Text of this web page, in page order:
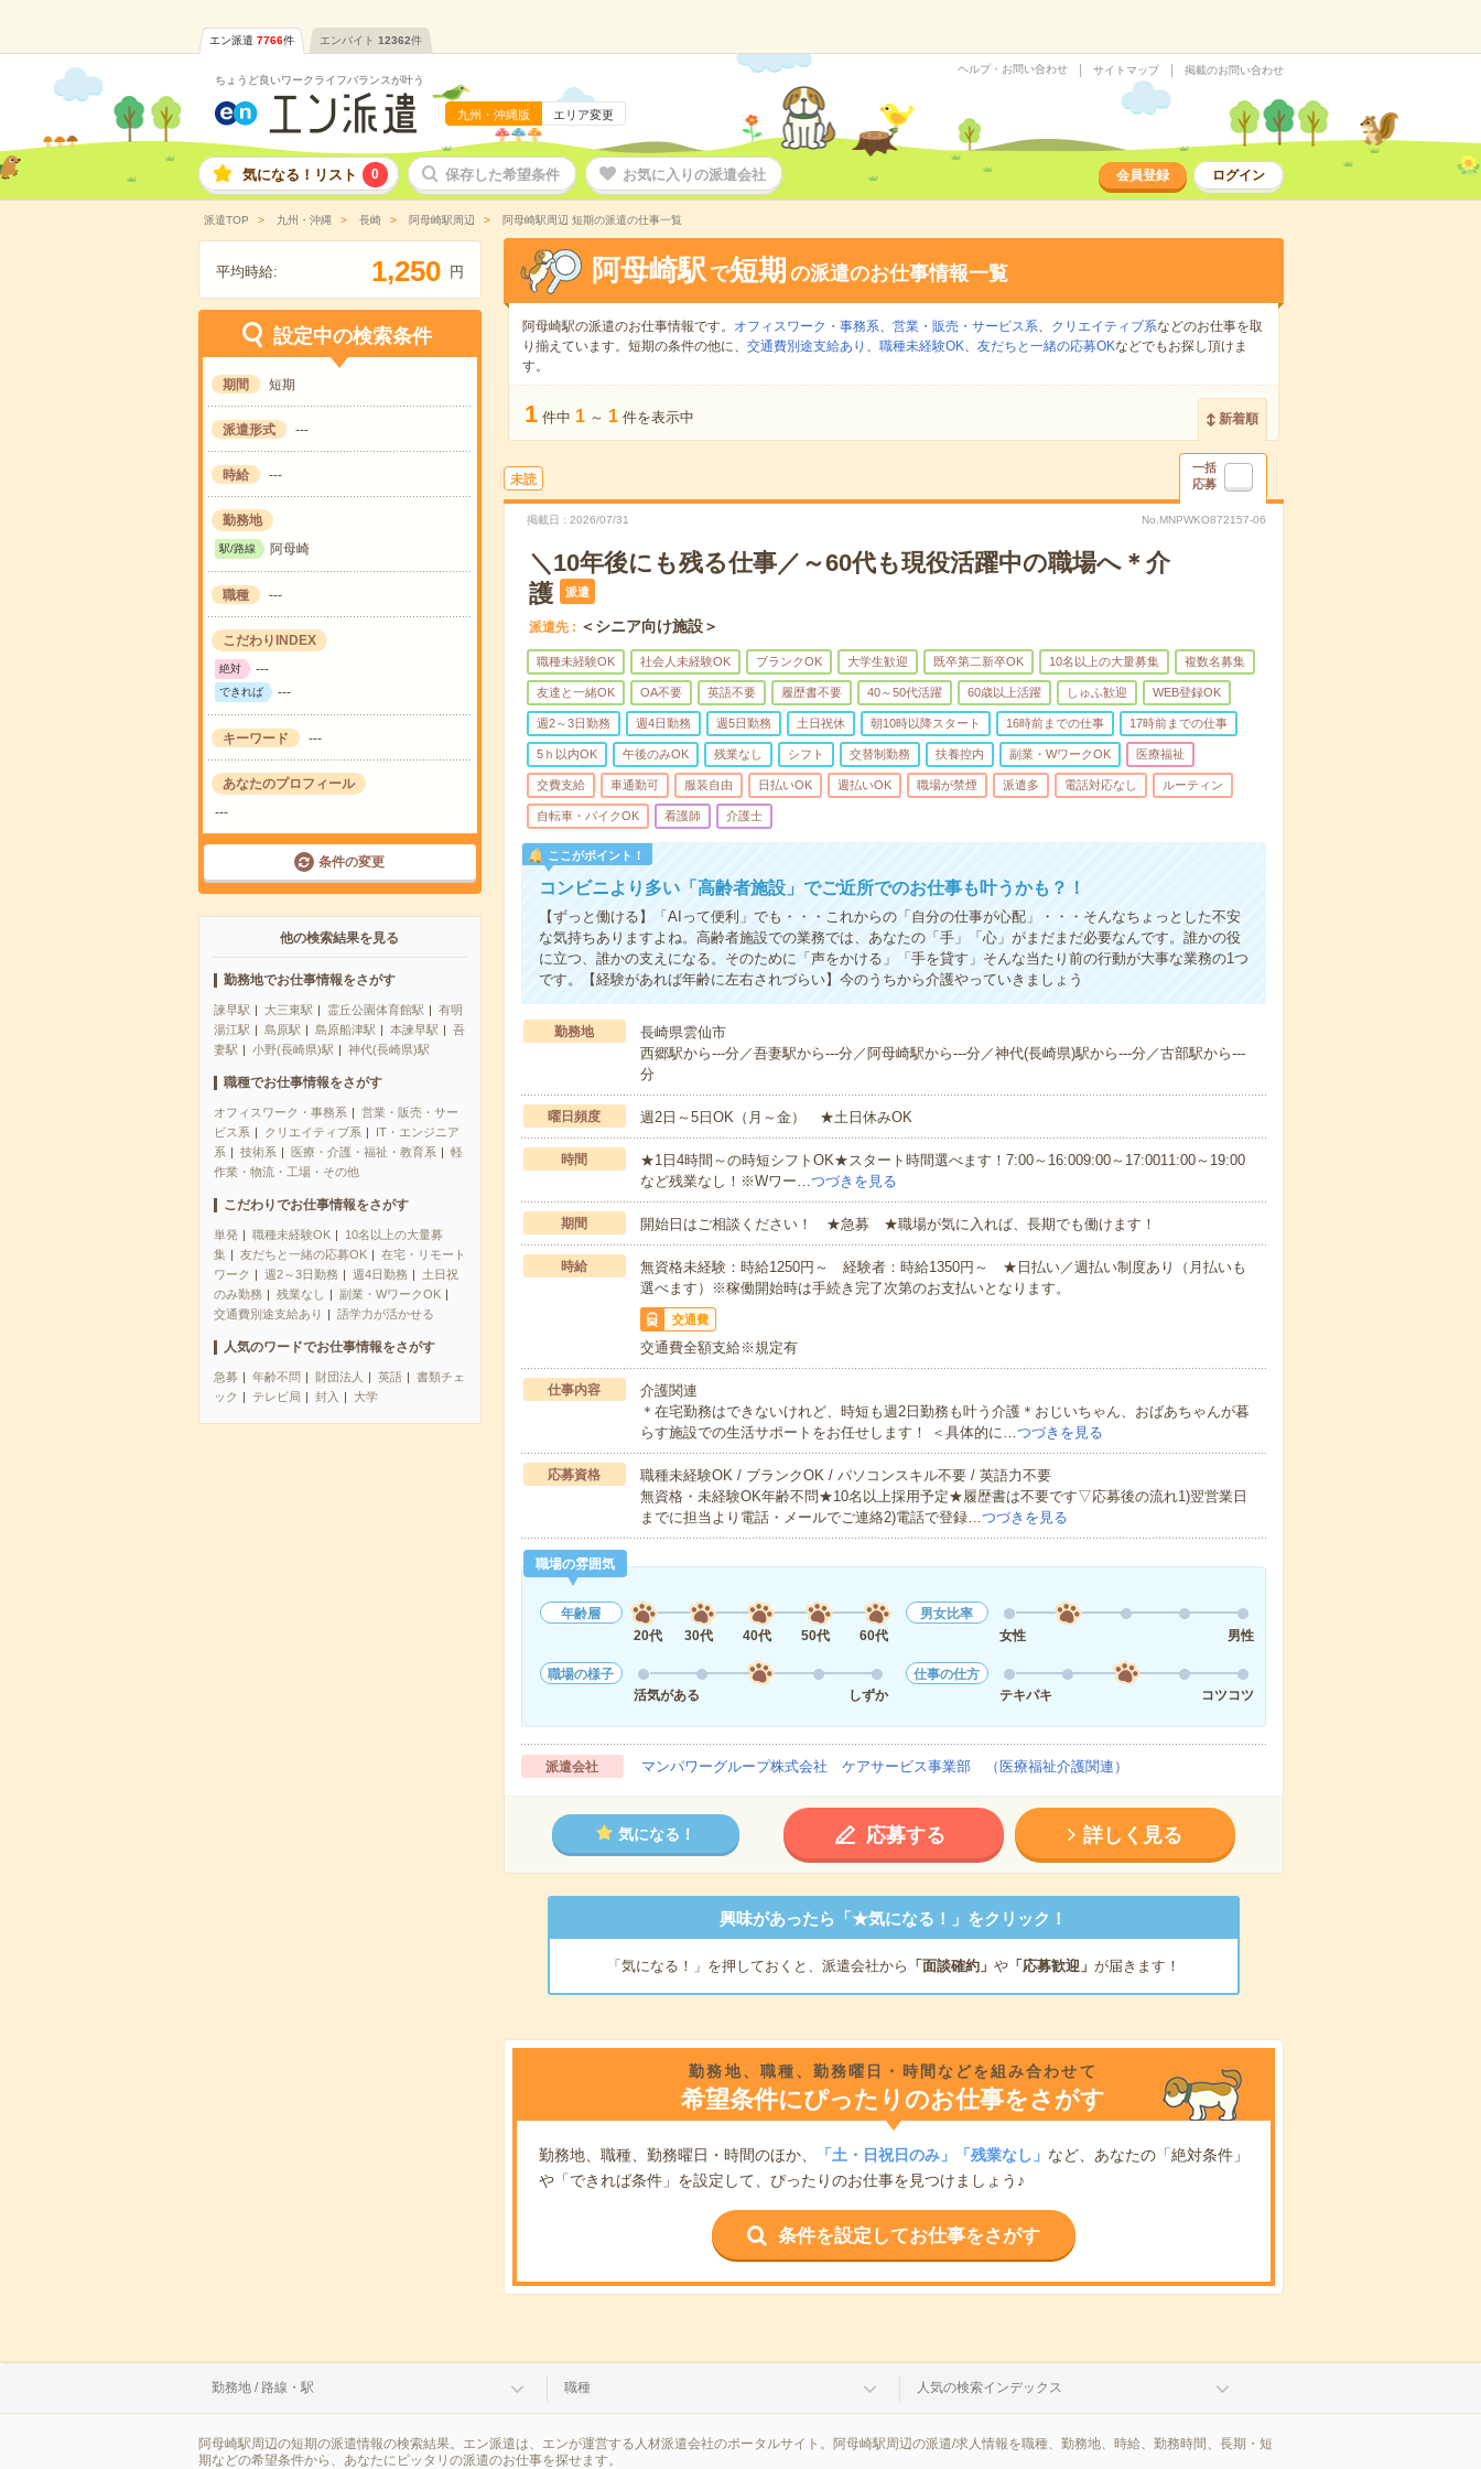
エン派遣 7766件 エンバイト 12362件
ちょうど良いワークライフバランスが叶う
九州・沖縄版 エリア変更
ヘルプ・お問い合わせ サイトマップ 掲載のお問い合わせ
気になる！リスト 0 保存した希望条件 お気に入りの派遣会社 会員登録 ログイン
派遣TOP 九州・沖縄 長崎 阿母崎駅周辺 阿母崎駅周辺 短期の派遣の仕事一覧
平均時給: 1,250 円
設定中の検索条件
期間 短期
派遣形式 ---
時給 ---
勤務地
駅/路線 阿母崎
職種 ---
こだわりINDEX
絶対 ---
できれば ---
キーワード ---
あなたのプロフィール
---
条件の変更
他の検索結果を見る
勤務地でお仕事情報をさがす
諫早駅 大三東駅 霊丘公園体育館駅
有明
湯江駅
島原駅 島原船津駅 本諫早駅
吾
妻駅
小野(長崎県)駅 神代(長崎県)駅
職種でお仕事情報をさがす
オフィスワーク・事務系
営業・販売・サー
ビス系
クリエイティブ系
IT・エンジニア
系
技術系 医療・介護・福祉・教育系
軽
作業・物流・工場・その他
こだわりでお仕事情報をさがす
単発 職種未経験OK
10名以上の大量募
集
友だちと一緒の応募OK
在宅・リモート
ワーク
週2～3日勤務 週4日勤務
土日祝
のみ勤務
残業なし
副業・WワークOK
交通費別途支給あり
語学力が活かせる
人気のワードでお仕事情報をさがす
急募 年齢不問 財団法人 英語
書類チェ
ック
テレビ局 封入 大学
阿母崎駅 で短期 の派遣のお仕事情報一覧
阿母崎駅の派遣のお仕事情報です。 オフィスワーク・事務系、 営業・販売・サービス系、 クリエイティブ系などのお仕事を取
り揃えています。短期の条件の他に、 交通費別途支給あり 、 職種未経験OK、 友だちと一緒の応募OKなどでもお探し頂けま
す。
1 件中 1 ～ 1 件を表示中 新着順
未読
一括
応募
掲載日 2026/07/31 No.MNPWKO872157-06
＼10年後にも残る仕事／～60代も現役活躍中の職場へ＊介
護
派遣
派遣先 ＜シニア向け施設＞
職種未経験OK 社会人未経験OK ブランクOK 大学生歓迎 既卒第二新卒OK 10名以上の大量募集 複数名募集
友達と一緒OK OA不要 英語不要 履歴書不要 40～50代活躍 60歳以上活躍 しゅふ歓迎 WEB登録OK
週2～3日勤務 週4日勤務 週5日勤務 土日祝休 朝10時以降スタート 16時前までの仕事 17時前までの仕事
5ｈ以内OK 午後のみOK 残業なし シフト 交替制勤務 扶養控内 副業・WワークOK 医療福祉
交費支給 車通勤可 服装自由 日払いOK 週払いOK 職場が禁煙 派遣多 電話対応なし ルーティン
自転車・バイクOK 看護師 介護士
ここがポイント！
コンビニより多い「高齢者施設」でご近所でのお仕事も叶うかも？！
【ずっと働ける】「AIって便利」でも・・・これからの「自分の仕事が心配」・・・そんなちょっとした不安
な気持ちありますよね。高齢者施設での業務では、あなたの「手」「心」がまだまだ必要なんです。誰かの役
に立つ、誰かの支えになる。そのために「声をかける」「手を貸す」そんな当たり前の行動が大事な業務の1つ
です。【経験があれば年齢に左右されづらい】今のうちから介護やっていきましょう
勤務地
長崎県雲仙市
西郷駅から---分／吾妻駅から---分／阿母崎駅から---分／神代(長崎県)駅から---分／古部駅から---
分
曜日頻度 週2日～5日OK（月～金） ★土日休みOK
時間
★1日4時間～の時短シフトOK★スタート時間選べます！7:00～16:009:00～17:0011:00～19:00
など残業なし！※Wワー…つづきを見る
期間 開始日はご相談ください！ ★急募 ★職場が気に入れば、長期でも働けます！
時給
無資格未経験：時給1250円～ 経験者：時給1350円～ ★日払い／週払い制度あり（月払いも
選べます）※稼働開始時は手続き完了次第のお支払いとなります。
交通費
交通費全額支給※規定有
仕事内容
介護関連
＊在宅勤務はできないけれど、時短も週2日勤務も叶う介護＊おじいちゃん、おばあちゃんが暮
らす施設での生活サポートをお任せします！ ＜具体的に…つづきを見る
応募資格
職種未経験OK / ブランクOK / パソコンスキル不要 / 英語力不要
無資格・未経験OK年齢不問★10名以上採用予定★履歴書は不要です▽応募後の流れ1)翌営業日
までに担当より電話・メールでご連絡2)電話で登録…つづきを見る
職場の雰囲気
年齢層
20代
30代 40代 50代 60代
男女比率
女性
男性
職場の様子
活気がある
しずか
仕事の仕方
テキパキ
コツコツ
派遣会社 マンパワーグループ株式会社 ケアサービス事業部 （医療福祉介護関連）
気になる！ 応募する 詳しく見る
興味があったら「★気になる！」をクリック！
「気になる！」を押しておくと、派遣会社から 「面談確約」 や「応募歓迎」 が届きます！
勤務地、職種、勤務曜日・時間などを組み合わせて
希望条件にぴったりのお仕事をさがす
勤務地、職種、勤務曜日・時間のほか、 「土・日祝日のみ」「残業なし」 など、あなたの「絶対条件」
や「できれば条件」を設定して、ぴったりのお仕事を見つけましょう♪
条件を設定してお仕事をさがす
勤務地 / 路線・駅 職種 人気の検索インデックス
阿母崎駅周辺の短期の派遣情報の検索結果。エン派遣は、エンが運営する人材派遣会社のポータルサイト。阿母崎駅周辺の派遣/求人情報を職種、勤務地、時給、勤務時間、長期・短
期などの希望条件から、あなたにピッタリの派遣のお仕事を探せます。